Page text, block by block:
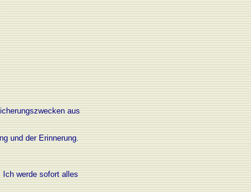
aus
und der Erinnerung.
werde sofort alles